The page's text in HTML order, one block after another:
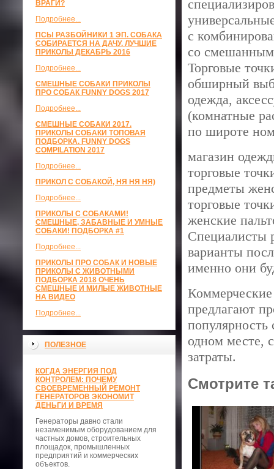
ВРАГИ?
Подробнее...
ПСЫ РАЗБОЙНИКИ 1 ЭП. СОБАКА
СОБИРАЕТСЯ НА ДАЧУ. ЛУЧШИЕ
ПРИКОЛЫ ДЕКАБРЬ 2016
Подробнее...
СМЕШНЫЕ СОБАКИ ПРИКОЛЫ
ПРО СОБАК FUNNY DOGS 2017
Подробнее...
СМЕШНЫЕ СОБАКИ 2017.
ПРИКОЛЫ СОБАКИ ТОПОВАЯ
ПОДБОРКА. FUNNY DOGS
COMPILATION 2017
Подробнее...
ПРИКОЛ С СОБАКОЙ, НЯ НЯ НЯ)
Подробнее...
ПРИКОЛЫ С СОБАКАМИ!
СМЕШНЫЕ, ЗАБАВНЫЕ И УМНЫЕ
СОБАКИ! ПОДБОРКА #1
Подробнее...
ПРИКОЛЫ ПРО СОБАК И НОВЫЕ
ПРИКОЛЫ С ЖИВОТНЫМИ
ПОДБОРКА 2018 ОЧЕНЬ
СМЕШНЫЕ И МИЛЫЕ ЖИВОТНЫЕ
НА ВИДЕО
Подробнее...
ПОЛЕЗНОЕ
КОГДА ЭНЕРГИЯ ПОД
КОНТРОЛЕМ: ПОЧЕМУ
СВОЕВРЕМЕННЫЙ РЕМОНТ
ГЕНЕРАТОРОВ ЭКОНОМИТ
ДЕНЬГИ И ВРЕМЯ
Генераторы давно стали
незаменимым оборудованием для
частных домов, строительных
площадок, промышленных
предприятий и коммерческих
объектов.
с
со
Торговые
обширный
одежда,
(комнатные
по широте
магазин
торговые
предметы
торговые
женские
Специалисты
варианты
именно они
предлагают
популярность
одном месте,
затраты.
Смотрите